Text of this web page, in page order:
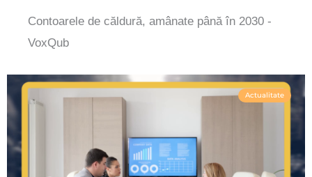
Contoarele de căldură, amânate până în 2030 -
VoxQub
Actualitate